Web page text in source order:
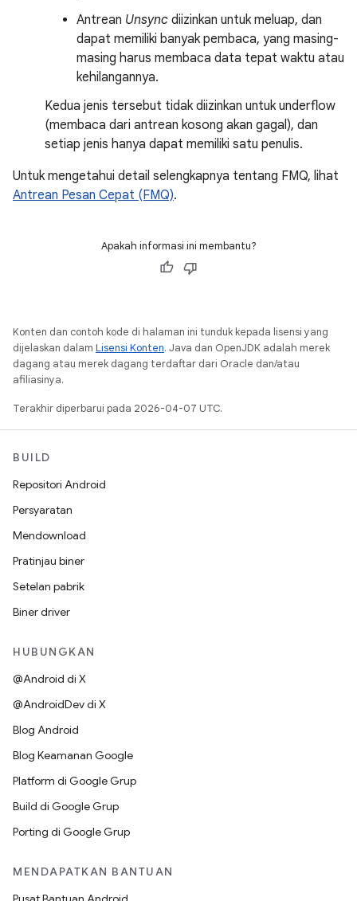
Antrean Unsync diizinkan untuk meluap, dan
dapat memiliki banyak pembaca, yang masing-
masing harus membaca data tepat waktu atau
kehilangannya.
Kedua jenis tersebut tidak diizinkan untuk underflow
(membaca dari antrean kosong akan gagal), dan
setiap jenis hanya dapat memiliki satu penulis.
Untuk mengetahui detail selengkapnya tentang FMQ, lihat
Antrean Pesan Cepat (FMQ).
Apakah informasi ini membantu?
Konten dan contoh kode di halaman ini tunduk kepada lisensi yang
dijelaskan dalam Lisensi Konten. Java dan OpenJDK adalah merek
dagang atau merek dagang terdaftar dari Oracle dan/atau
afiliasinya.
Terakhir diperbarui pada 2026-04-07 UTC.
BUILD
Repositori Android
Persyaratan
Mendownload
Pratinjau biner
Setelan pabrik
Biner driver
HUBUNGKAN
@Android di X
@AndroidDev di X
Blog Android
Blog Keamanan Google
Platform di Google Grup
Build di Google Grup
Porting di Google Grup
MENDAPATKAN BANTUAN